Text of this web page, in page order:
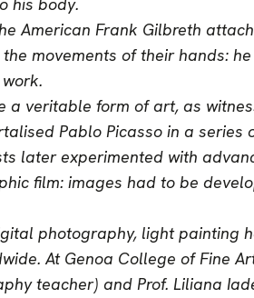
American Frank Gilbreth
movements of their hands:
a veritable form of art, as
Pablo Picasso in a series
later experimented with
film: images had to be
photography, light painting
At Genoa College of Fine
teacher) and Prof. Liliana